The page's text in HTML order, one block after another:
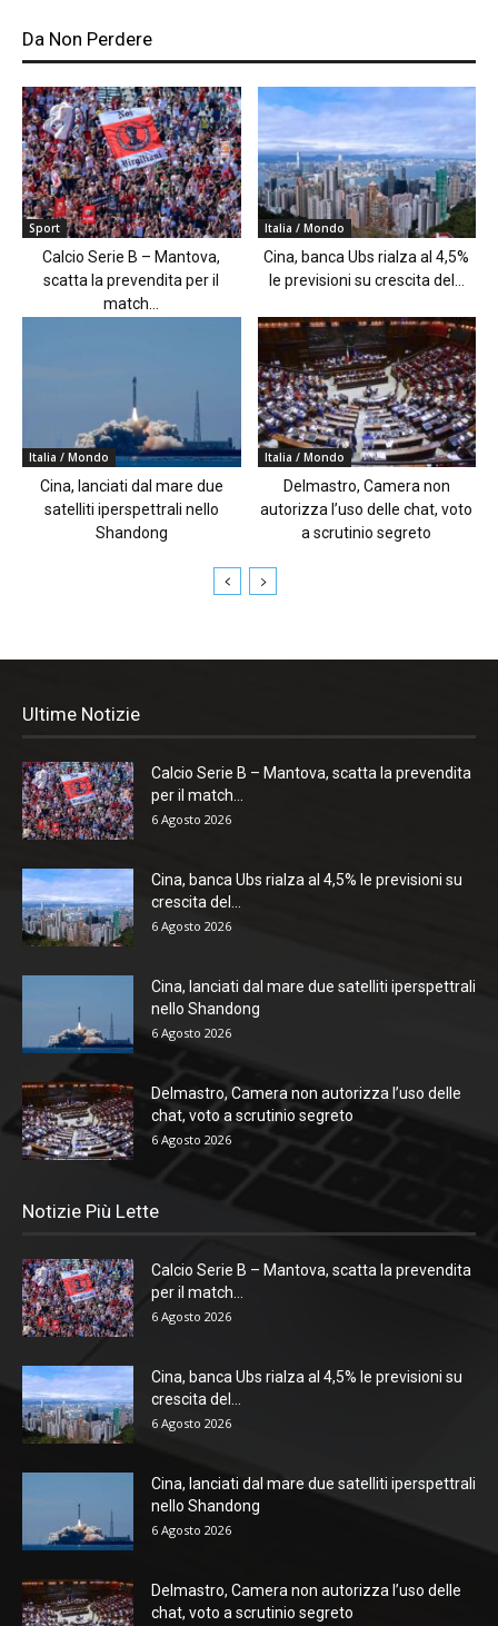
Da Non Perdere
Sport
Calcio Serie B – Mantova,
scatta la prevendita per il
match...
Italia / Mondo
Cina, banca Ubs rialza al 4,5%
le previsioni su crescita del...
Italia / Mondo
Cina, lanciati dal mare due
satelliti iperspettrali nello
Shandong
Italia / Mondo
Delmastro, Camera non
autorizza l’uso delle chat, voto
a scrutinio segreto
Ultime Notizie
Calcio Serie B – Mantova, scatta la prevendita
per il match...
6 Agosto 2026
Cina, banca Ubs rialza al 4,5% le previsioni su
crescita del...
6 Agosto 2026
Cina, lanciati dal mare due satelliti iperspettrali
nello Shandong
6 Agosto 2026
Delmastro, Camera non autorizza l’uso delle
chat, voto a scrutinio segreto
6 Agosto 2026
Notizie Più Lette
Calcio Serie B – Mantova, scatta la prevendita
per il match...
6 Agosto 2026
Cina, banca Ubs rialza al 4,5% le previsioni su
crescita del...
6 Agosto 2026
Cina, lanciati dal mare due satelliti iperspettrali
nello Shandong
6 Agosto 2026
Delmastro, Camera non autorizza l’uso delle
chat, voto a scrutinio segreto